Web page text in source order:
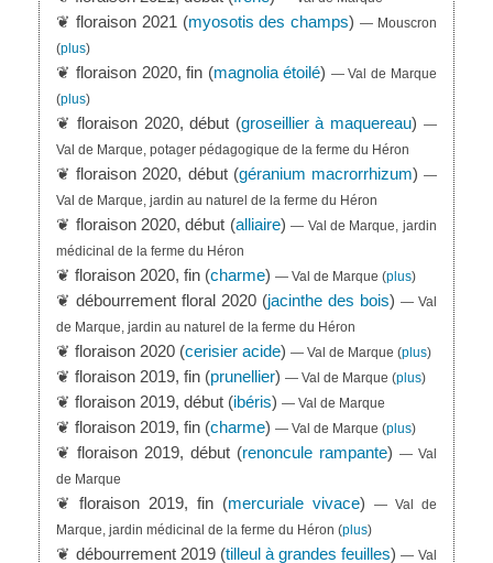
❦ floraison 2021 (myosotis des champs) — Mouscron
(plus)
❦ floraison 2020, fin (magnolia étoilé) — Val de Marque
(plus)
❦ floraison 2020, début (groseillier à maquereau) —
Val de Marque, potager pédagogique de la ferme du Héron
❦ floraison 2020, début (géranium macrorrhizum) —
Val de Marque, jardin au naturel de la ferme du Héron
❦ floraison 2020, début (alliaire)— Val de Marque, jardin
médicinal de la ferme du Héron
❦ floraison 2020, fin (charme)— Val de Marque (plus)
❦ débourrement floral 2020 (jacinthe des bois) — Val
de Marque, jardin au naturel de la ferme du Héron
❦ floraison 2020 (cerisier acide)— Val de Marque (plus)
❦ floraison 2019, fin (prunellier)— Val de Marque (plus)
❦ floraison 2019, début (ibéris)— Val de Marque
❦ floraison 2019, fin (charme)— Val de Marque (plus)
❦ floraison 2019, début (renoncule rampante) — Val
de Marque
❦ floraison 2019, fin (mercuriale vivace)
— Val de
Marque, jardin médicinal de la ferme du Héron (plus)
❦ débourrement 2019 (tilleul à grandes feuilles)— Val